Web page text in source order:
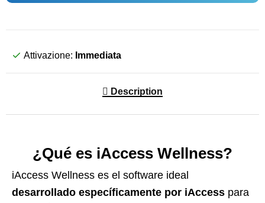
Attivazione: Immediata
Description
¿Qué es iAccess Wellness?
iAccess Wellness es el software ideal
desarrollado específicamente por iAccess para